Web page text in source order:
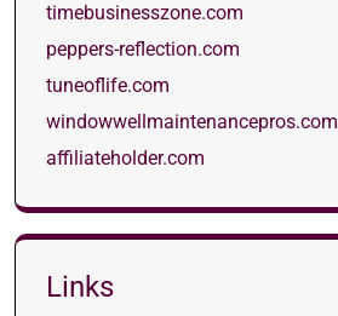
timebusinesszone.com
peppers-reflection.com
tuneoflife.com
windowwellmaintenancepros.com
affiliateholder.com
Links